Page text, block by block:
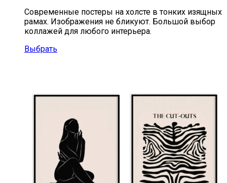
Современные постеры на холсте в тонких изящных
рамах. Изображения не бликуют. Большой выбор
коллажей для любого интерьера.
Выбрать